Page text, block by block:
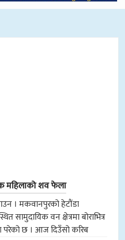
महिलाको शव फेला
। मकवानपुरको हेटौंडा
सामुदायिक वन क्षेत्रमा बोराभित्र
छ । आज दिउँसो करिब